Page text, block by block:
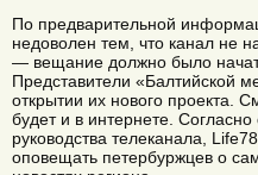
По предварительной
недоволен тем, что канал не
— вещание должно было
Представители «Балтийской
открытии их нового проекта.
будет и в интернете.
руководства телеканала,
оповещать петербуржцев о